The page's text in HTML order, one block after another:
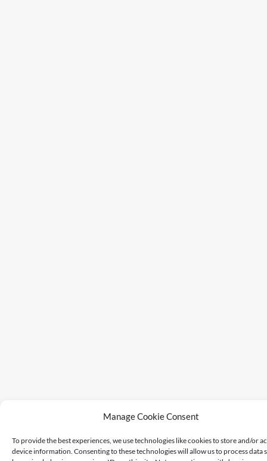
Manage Cookie Consent
To provide the best experiences, we use technologies like cookies to store and/or
device information. Consenting to these technologies will allow us to process data